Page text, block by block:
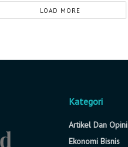
LOAD MORE
Kategori
Artikel Dan Opini
Ekonomi Bisnis